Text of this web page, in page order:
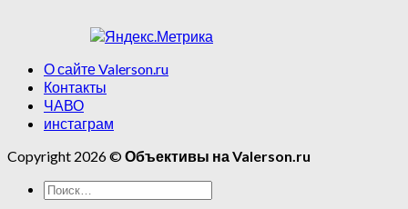
О сайте Valerson.ru
Контакты
ЧАВО
инстаграм
Copyright 2026 © Объективы на Valerson.ru